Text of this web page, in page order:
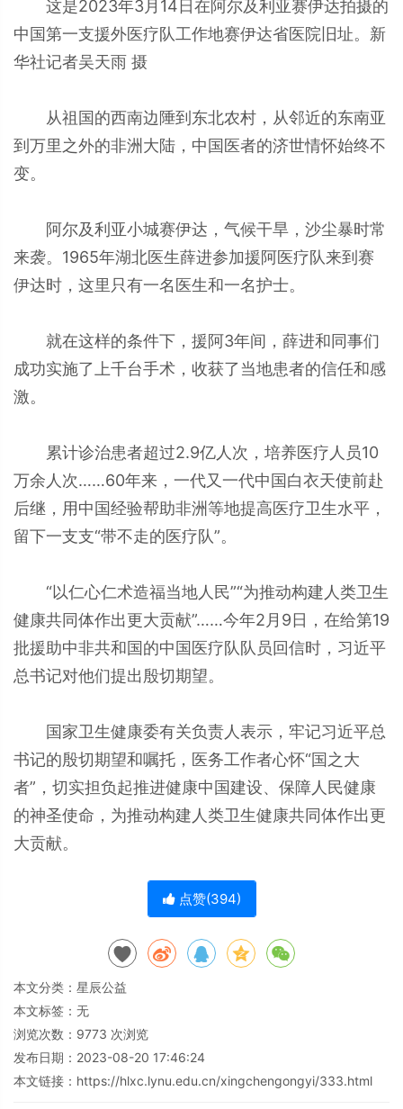
这是2023年3月14日在阿尔及利亚赛伊达拍摄的
中国第一支援外医疗队工作地赛伊达省医院旧址。新
华社记者吴天雨 摄
从祖国的西南边陲到东北农村，从邻近的东南亚
到万里之外的非洲大陆，中国医者的济世情怀始终不
变。
阿尔及利亚小城赛伊达，气候干旱，沙尘暴时常
来袭。1965年湖北医生薛进参加援阿医疗队来到赛
伊达时，这里只有一名医生和一名护士。
就在这样的条件下，援阿3年间，薛进和同事们
成功实施了上千台手术，收获了当地患者的信任和感
激。
累计诊治患者超过2.9亿人次，培养医疗人员10
万余人次……60年来，一代又一代中国白衣天使前赴
后继，用中国经验帮助非洲等地提高医疗卫生水平，
留下一支支“带不走的医疗队”。
“以仁心仁术造福当地人民”“为推动构建人类卫生
健康共同体作出更大贡献”……今年2月9日，在给第19
批援助中非共和国的中国医疗队队员回信时，习近平
总书记对他们提出殷切期望。
国家卫生健康委有关负责人表示，牢记习近平总
书记的殷切期望和嘱托，医务工作者心怀“国之大
者”，切实担负起推进健康中国建设、保障人民健康
的神圣使命，为推动构建人类卫生健康共同体作出更
大贡献。
点赞(394)
本文分类： 星辰公益
本文标签：无
浏览次数： 9773 次浏览
发布日期：2023-08-20 17:46:24
本文链接： https://hlxc.lynu.edu.cn/xingchengongyi/333.html